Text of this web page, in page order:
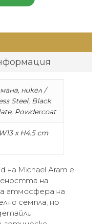
никел /
Steel, Black
Powdercoat
x H4.5 cm
на Michael Aram е
на
атмосфера на
семпла, но